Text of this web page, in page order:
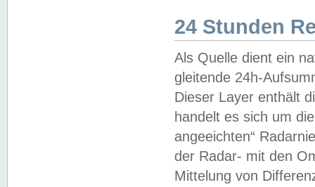
24 Stunden
Als Quelle dient ein
gleitende 24h-
Dieser Layer enthält
handelt es sich um
angeeichten“
der Radar- mit den
Mittelung von